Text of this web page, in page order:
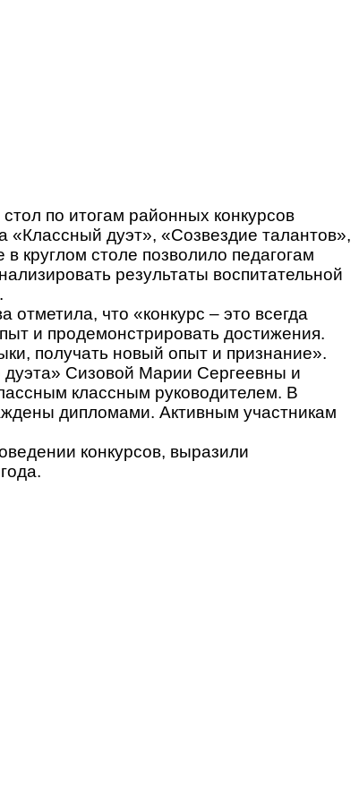
по итогам районных конкурсов
«Классный дуэт», «Созвездие талантов»,
круглом столе позволило педагогам
результаты воспитательной
что «конкурс – это всегда
и продемонстрировать достижения.
получать новый опыт и признание».
дуэта» Сизовой Марии Сергеевны и
классным руководителем. В
дипломами. Активным участникам
конкурсов, выразили